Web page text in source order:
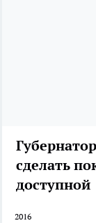
сделать
доступной
2016